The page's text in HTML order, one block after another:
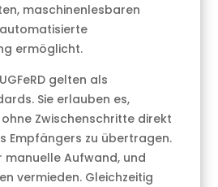
maschinenlesbaren
ermöglicht.
gelten als
Sie erlauben es,
Zwischenschritte direkt
Empfängers zu übertragen.
manuelle Aufwand, und
vermieden. Gleichzeitig